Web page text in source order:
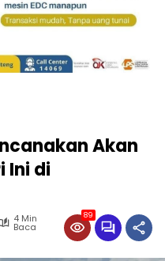
Akan
Ini di
4 Min
Baca
89